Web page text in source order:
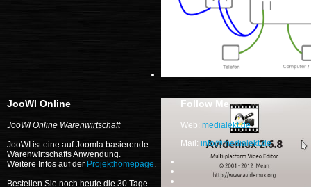
JooWI Online
JooWI Online Warenwirtschaft
JooWI ist eine auf Joomla basierende
Warenwirtschafts Anwendung.
Weitere Infos auf der Projekthomepage.
Bestellen Sie noch heute die 30 Tage
Follow Me
Web: medialekt.de
Mail: info@medialekt.de